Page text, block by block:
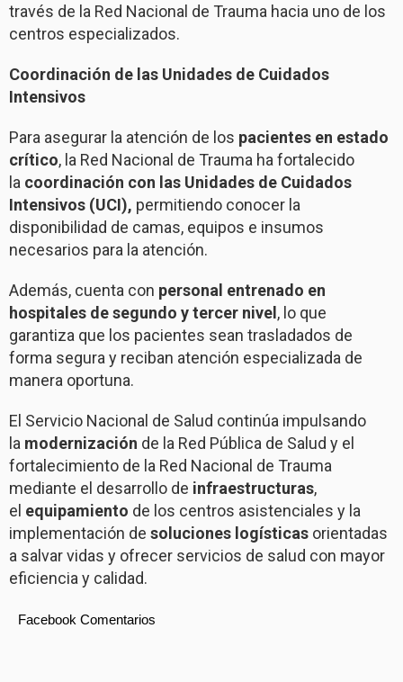
través de la Red Nacional de Trauma hacia uno de los
centros especializados.
Coordinación de las Unidades de Cuidados
Intensivos
Para asegurar la atención de los pacientes en estado
crítico, la Red Nacional de Trauma ha fortalecido
la coordinación con las Unidades de Cuidados
Intensivos (UCI), permitiendo conocer la
disponibilidad de camas, equipos e insumos
necesarios para la atención.
Además, cuenta con personal entrenado en
hospitales de segundo y tercer nivel, lo que
garantiza que los pacientes sean trasladados de
forma segura y reciban atención especializada de
manera oportuna.
El Servicio Nacional de Salud continúa impulsando
la modernización de la Red Pública de Salud y el
fortalecimiento de la Red Nacional de Trauma
mediante el desarrollo de infraestructuras,
el equipamiento de los centros asistenciales y la
implementación de soluciones logísticas orientadas
a salvar vidas y ofrecer servicios de salud con mayor
eficiencia y calidad.
Facebook Comentarios